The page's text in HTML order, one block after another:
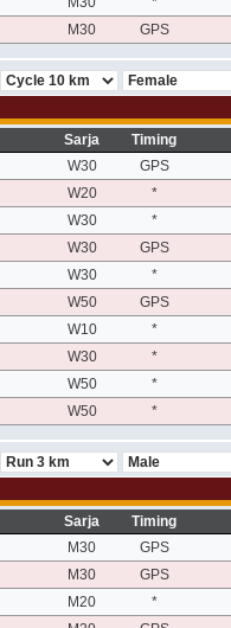
M30 GPS
Sarja Timing
W30 GPS
W20 *
W30 *
W30 GPS
W30 *
W50 GPS
W10 *
W30 *
W50 *
W50 *
Sarja Timing
M30 GPS
M30 GPS
M20 *